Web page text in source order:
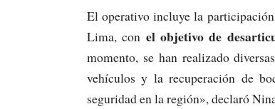
El operativo incluye la
Lima, con el objetivo de
momento, se han realizado
vehículos y la recuperación de
seguridad en la región», declaró